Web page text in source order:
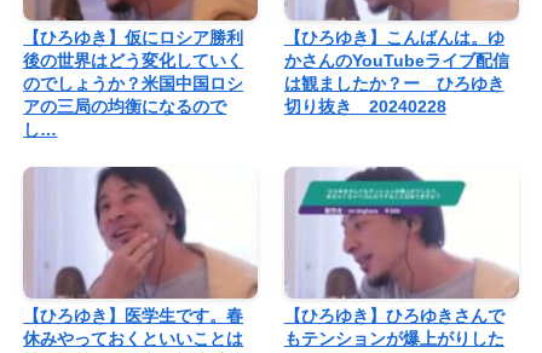
【ひろゆき】仮にロシア勝利
後の世界はどう変化していく
のでしょうか？米国中国ロシ
アの三局の均衡になるので
し…
【ひろゆき】こんばんは。ゆ
かさんのYouTubeライブ配信
は観ましたか？ー ひろゆき
切り抜き 20240228
【ひろゆき】医学生です。春
休みやっておくといいことは
【ひろゆき】ひろゆきさんで
もテンションが爆上がりした